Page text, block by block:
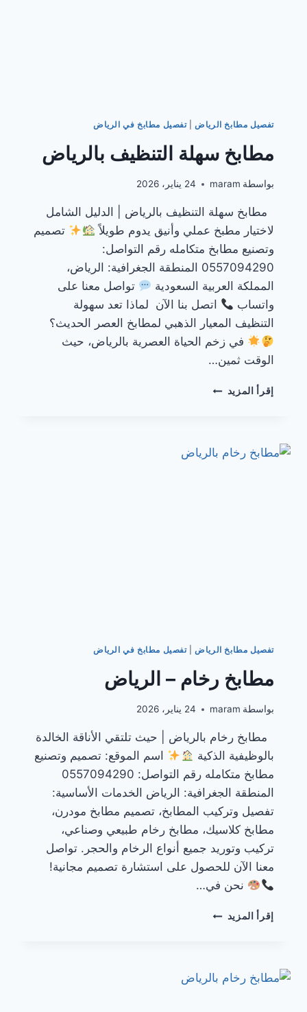
تفصيل مطابخ الرياض |تفصيل مطابخ في الرياض
مطابخ سهلة التنظيف بالرياض
بواسطة maram 24 يناير، 2026
مطابخ سهلة التنظيف بالرياض | الدليل الشامل
لاختيار مطبخ عملي وأنيق يدوم طويلاً
تصميم
وتصنيع مطابخ متكامله رقم التواصل:
0557094290 المنطقة الجغرافية: الرياض،
المملكة العربية السعودية
تواصل معنا على
واتساب
اتصل بنا الآن لماذا تعد سهولة
التنظيف المعيار الذهبي لمطابخ العصر الحديث؟
في زخم الحياة العصرية بالرياض، حيث
الوقت ثمين…
إقرأ المزيد مطابخ
تفصيل مطابخ الرياض |تفصيل مطابخ في الرياض
مطابخ رخام – الرياض
بواسطة maram 24 يناير، 2026
مطابخ رخام بالرياض | حيث تلتقي الأناقة الخالدة
بالوظيفية الذكية
اسم الموقع: تصميم وتصنيع
مطابخ متكامله رقم التواصل: 0557094290
المنطقة الجغرافية: الرياض الخدمات الأساسية:
تفصيل وتركيب المطابخ، تصميم مطابخ مودرن،
مطابخ كلاسيك، مطابخ رخام طبيعي وصناعي،
تركيب وتوريد جميع أنواع الرخام والحجر. تواصل
معنا الآن للحصول على استشارة تصميم مجانية!
نحن في…
إقرأ المزيد مطابخ